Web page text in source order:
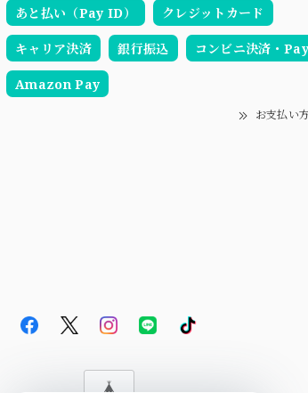
あと払い（Pay ID）
クレジットカード
キャリア決済 銀行振込 コンビニ決済・
Amazon Pay
お支払い